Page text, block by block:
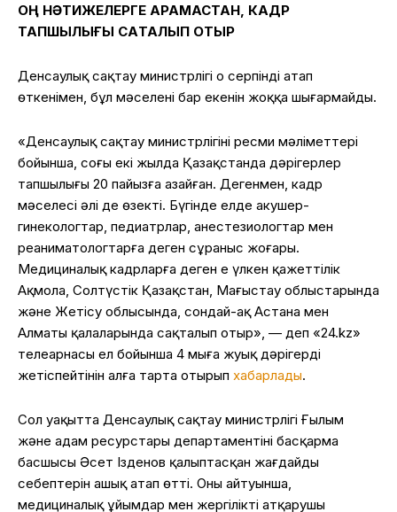
ОҢ НӘТИЖЕЛЕРГЕ ҚАРАМАСТАН, КАДР
ТАПШЫЛЫҒЫ САҚТАЛЫП ОТЫР
Денсаулық сақтау министрлігі оң серпінді атап
өткенімен, бұл мәселенің бар екенін жоққа шығармайды.
«Денсаулық сақтау министрлігінің ресми мәліметтері
бойынша, соңғы екі жылда Қазақстанда дәрігерлер
тапшылығы 20 пайызға азайған. Дегенмен, кадр
мәселесі әлі де өзекті. Бүгінде елде акушер-
гинекологтар, педиатрлар, анестезиологтар мен
реаниматологтарға деген сұраныс жоғары.
Медициналық кадрларға деген ең үлкен қажеттілік
Ақмола, Солтүстік Қазақстан, Маңғыстау облыстарында
және Жетісу облысында, сондай-ақ Астана мен
Алматы қалаларында сақталып отыр», — деп «24.kz»
телеарнасы ел бойынша 4 мыңға жуық дәрігердің
жетіспейтінін алға тарта отырып хабарлады.
Сол уақытта Денсаулық сақтау министрлігі Ғылым
және адам ресурстары департаментінің басқарма
басшысы Әсет Ізденов қалыптасқан жағдайдың
себептерін ашық атап өтті. Оның айтуынша,
медициналық ұйымдар мен жергілікті атқарушы